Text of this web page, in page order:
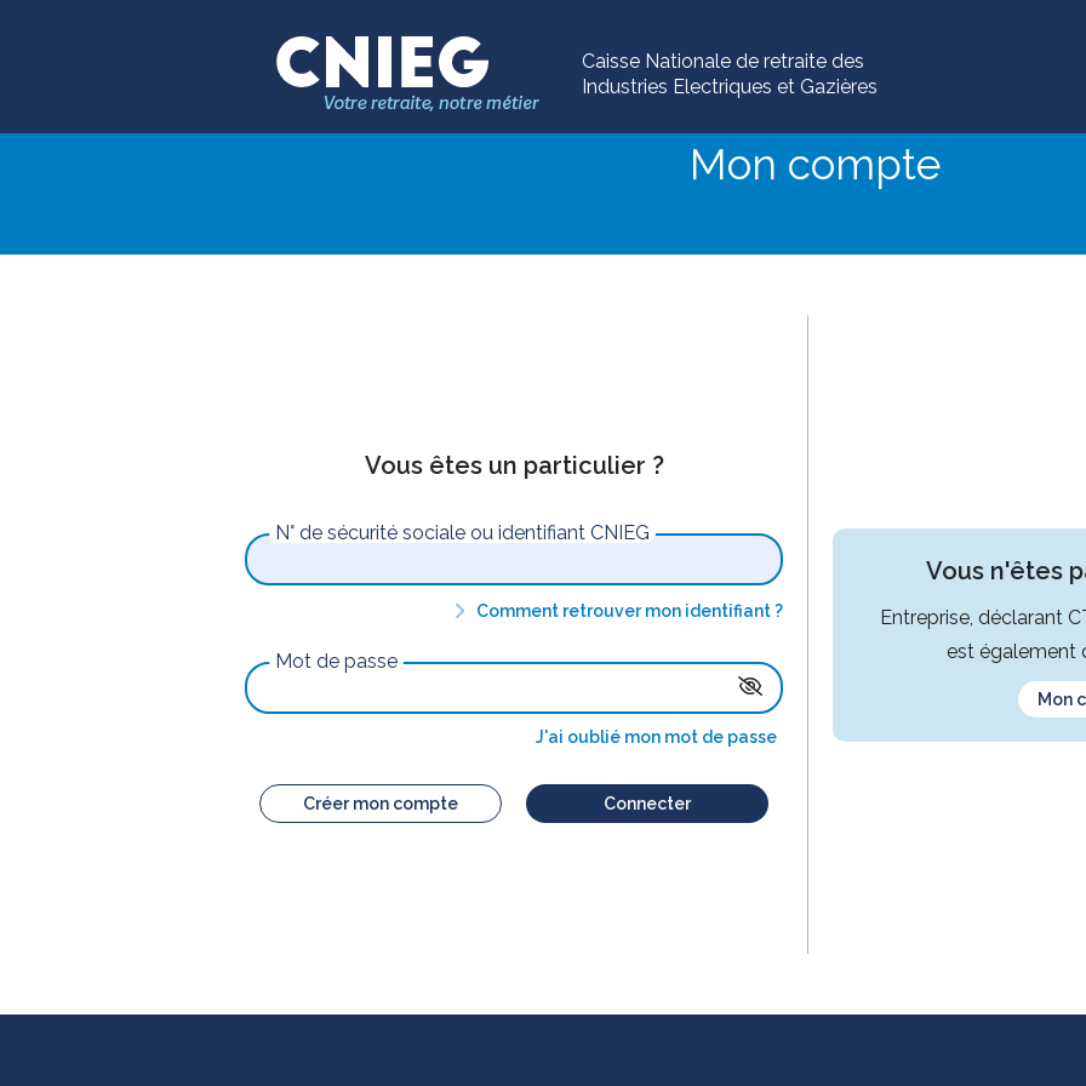
Caisse Nationale de retraite des
Industries Electriques et Gazières
Mon compte
Vous êtes un particulier ?
N° de sécurité sociale ou identifiant CNIEG
Comment retrouver mon identifiant ?
Mot de passe
J'ai oublié mon mot de passe
Créer mon compte Connecter
Vous n'êtes
Entreprise, déclarant
est également
Mon